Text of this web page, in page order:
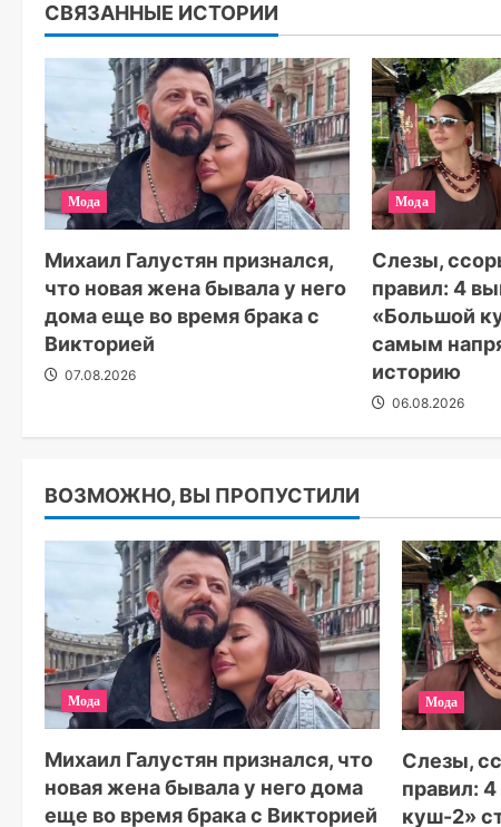
СВЯЗАННЫЕ ИСТОРИИ
Мода
Михаил Галустян признался,
что новая жена бывала у него
дома еще во время брака с
Викторией
07.08.2026
Мода
Слезы,
правил: 4
«Большой
самым
историю
06.08.2026
ВОЗМОЖНО, ВЫ ПРОПУСТИЛИ
Мода
Михаил Галустян признался, что
новая жена бывала у него дома
еще во время брака с Викторией
Мода
Слезы,
правил:
куш-2»